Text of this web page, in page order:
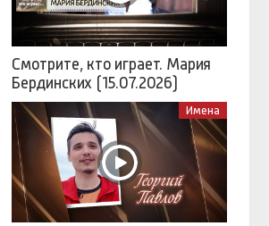
Смотрите, кто играет. Мария
Бердинских (15.07.2026)
Имена